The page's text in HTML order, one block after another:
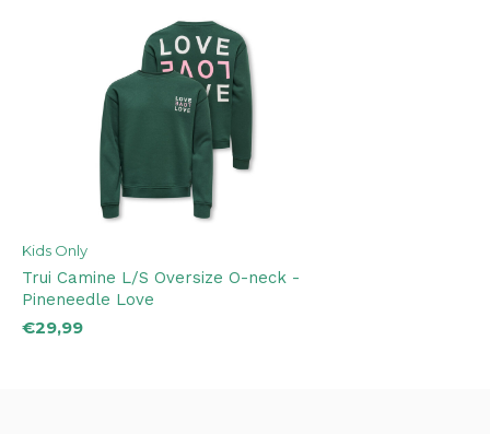
Kids Only
Trui Camine L/S Oversize O-neck -
Pineneedle Love
€29,99